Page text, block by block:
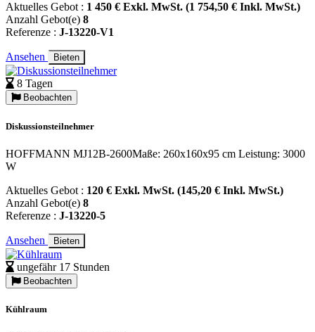
Aktuelles Gebot : 1 450 € Exkl. MwSt. (1 754,50 € Inkl. MwSt.)
Anzahl Gebot(e) 8
Referenze : J-13220-V1
Ansehen Bieten
8 Tagen
Beobachten
Diskussionsteilnehmer
HOFFMANN MJ12B-2600Maße: 260x160x95 cm Leistung: 3000
W
Aktuelles Gebot : 120 € Exkl. MwSt. (145,20 € Inkl. MwSt.)
Anzahl Gebot(e) 8
Referenze : J-13220-5
Ansehen Bieten
ungefähr 17 Stunden
Beobachten
Kühlraum